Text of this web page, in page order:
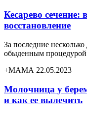
Кесарево сечение:
восстановление
За последние несколько
обыденным
+МАМА 22.05.2023
Молочница у
и как ее вылечить